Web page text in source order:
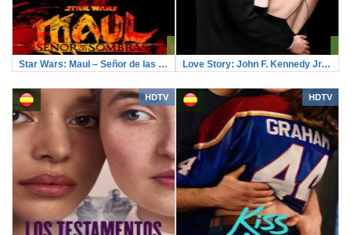
Star Wars: Maul – Señor de las sombras 1×4 Love Story: John F. Kennedy Jr. y Carolyn Bessette 1×8
HDTV HDTV